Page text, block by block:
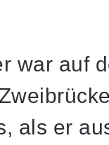
war auf
als er